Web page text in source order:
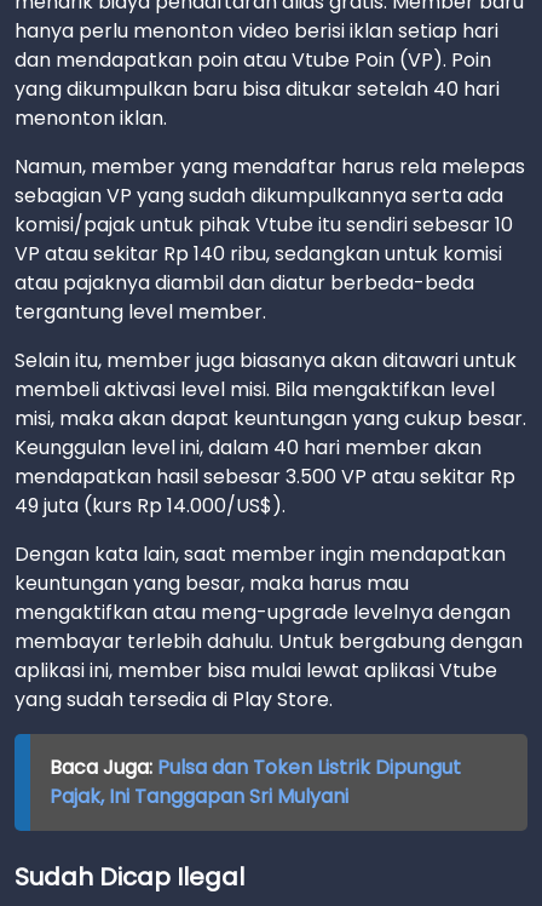
hanya perlu menonton video berisi iklan setiap hari
dan mendapatkan poin atau Vtube Poin (VP). Poin
yang dikumpulkan baru bisa ditukar setelah 40 hari
menonton iklan.
Namun, member yang mendaftar harus rela melepas
sebagian VP yang sudah dikumpulkannya serta ada
komisi/pajak untuk pihak Vtube itu sendiri sebesar 10
VP atau sekitar Rp 140 ribu, sedangkan untuk komisi
atau pajaknya diambil dan diatur berbeda-beda
tergantung level member.
Selain itu, member juga biasanya akan ditawari untuk
membeli aktivasi level misi. Bila mengaktifkan level
misi, maka akan dapat keuntungan yang cukup besar.
Keunggulan level ini, dalam 40 hari member akan
mendapatkan hasil sebesar 3.500 VP atau sekitar Rp
49 juta (kurs Rp 14.000/US$).
Dengan kata lain, saat member ingin mendapatkan
keuntungan yang besar, maka harus mau
mengaktifkan atau meng-upgrade levelnya dengan
membayar terlebih dahulu. Untuk bergabung dengan
aplikasi ini, member bisa mulai lewat aplikasi Vtube
yang sudah tersedia di Play Store.
Baca Juga: Pulsa dan Token Listrik Dipungut
Pajak, Ini Tanggapan Sri Mulyani
Sudah Dicap Ilegal